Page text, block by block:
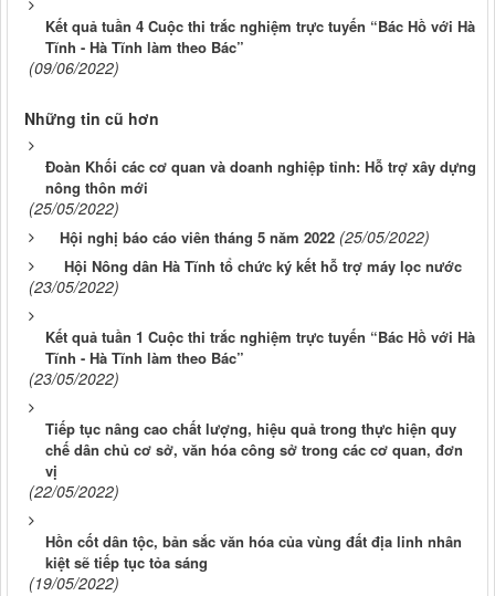
Kết quả tuần 4 Cuộc thi trắc nghiệm trực tuyến “Bác Hồ với Hà
Tĩnh - Hà Tĩnh làm theo Bác”
(09/06/2022)
Những tin cũ hơn
Đoàn Khối các cơ quan và doanh nghiệp tỉnh: Hỗ trợ xây dựng
nông thôn mới
(25/05/2022)
Hội nghị báo cáo viên tháng 5 năm 2022 (25/05/2022)
Hội Nông dân Hà Tĩnh tổ chức ký kết hỗ trợ máy lọc nước
(23/05/2022)
Kết quả tuần 1 Cuộc thi trắc nghiệm trực tuyến “Bác Hồ với Hà
Tĩnh - Hà Tĩnh làm theo Bác”
(23/05/2022)
Tiếp tục nâng cao chất lượng, hiệu quả trong thực hiện quy
chế dân chủ cơ sở, văn hóa công sở trong các cơ quan, đơn
vị
(22/05/2022)
Hồn cốt dân tộc, bản sắc văn hóa của vùng đất địa linh nhân
kiệt sẽ tiếp tục tỏa sáng
(19/05/2022)